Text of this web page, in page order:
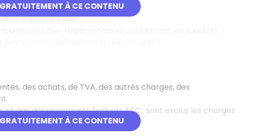
À CE CONTENU
quotidienne et régulière ;
improductives ;
À CE CONTENU
des achats, de TVA, des autres charges, des
des décaissements (valeurs TTC : sont exclus les charges